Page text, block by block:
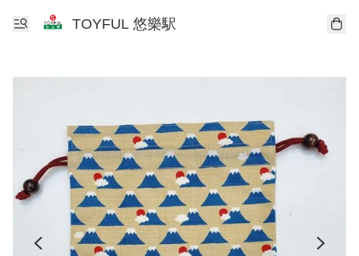
TOYFUL 悠樂駅